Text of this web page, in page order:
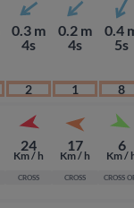
0.3 m
4s
2
24
Km / h
CROSS
0.2 m
4s
1
17
Km / h
CROSS
0.4
5s
8
6
Km /
CROSS